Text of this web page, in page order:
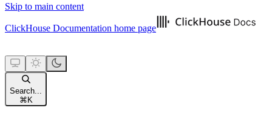
Skip to main content
ClickHouse Documentation home page
Search...
⌘ K